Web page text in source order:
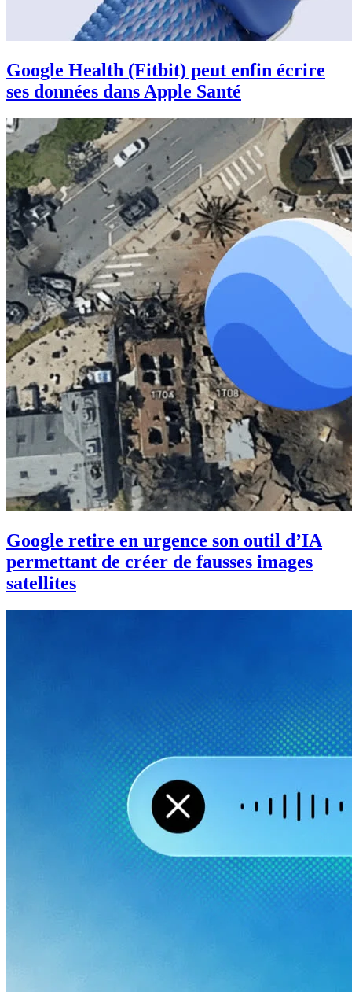
Google Health (Fitbit) peut enfin écrire
ses données dans Apple Santé
Google retire en urgence son outil d’IA
permettant de créer de fausses images
satellites